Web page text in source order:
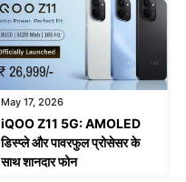
May 17, 2026
iQOO Z11 5G: AMOLED
डिस्प्ले और पावरफुल प्रोसेसर के
साथ शानदार फोन